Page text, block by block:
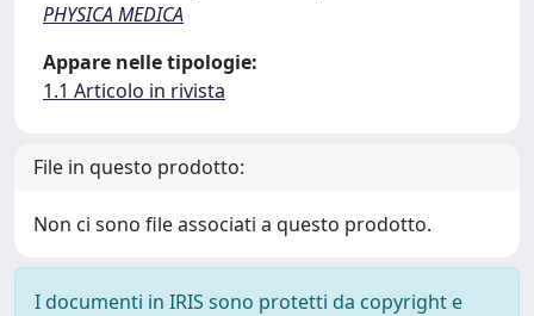
PHYSICA MEDICA
Appare nelle tipologie:
1.1 Articolo in rivista
File in questo prodotto:
Non ci sono file associati a questo prodotto.
I documenti in IRIS sono protetti da copyright e